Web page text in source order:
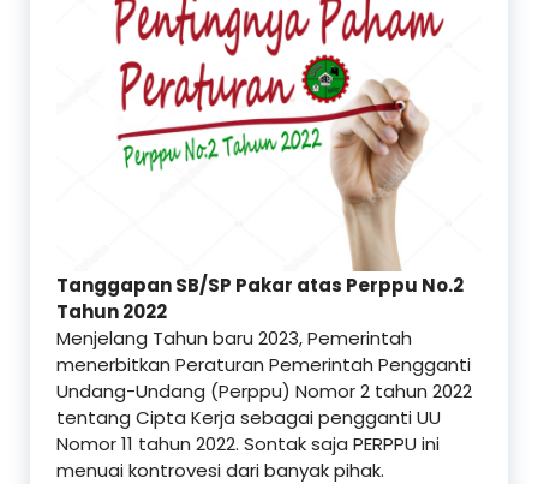
Tanggapan SB/SP Pakar atas Perppu No.2
Tahun 2022
Menjelang Tahun baru 2023, Pemerintah
menerbitkan Peraturan Pemerintah Pengganti
Undang-Undang (Perppu) Nomor 2 tahun 2022
tentang Cipta Kerja sebagai pengganti UU
Nomor 11 tahun 2022. Sontak saja PERPPU ini
menuai kontrovesi dari banyak pihak.